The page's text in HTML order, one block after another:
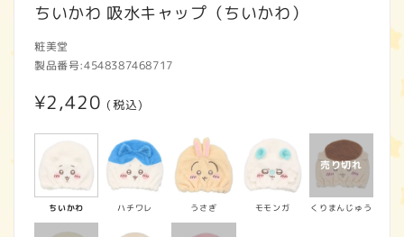
ちいかわ 吸水キャップ（ちいかわ）
粧美堂
製品番号:4548387468717
通
常
価
格
¥2,420 (税込)
ちいかわ ハチワレ うさぎ モモンガ くりまんじゅう